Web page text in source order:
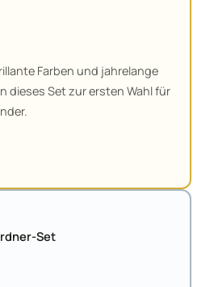
Farben und jahrelange
dieses Set zur ersten Wahl für
Set